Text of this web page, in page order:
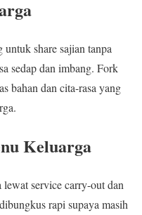
share sajian tanpa
sedap dan imbang. Fork
bahan dan cita-rasa yang
Keluarga
lewat service carry-out dan
rapi supaya masih